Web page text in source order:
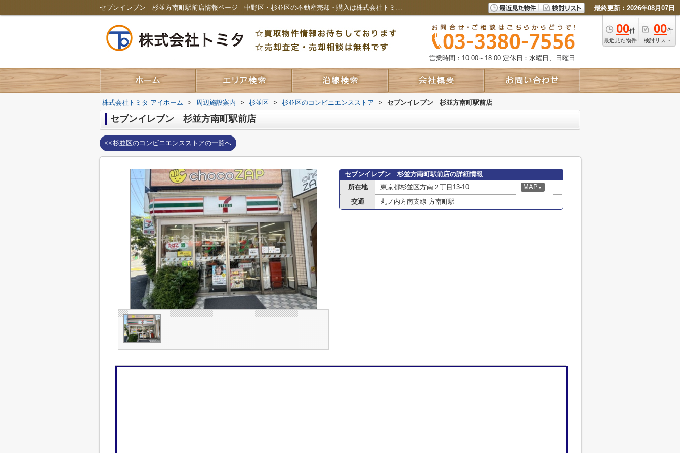
セブンイレブン 杉並方南町駅前店情報ページ｜中野区・杉並区の不動産売却・購入は株式会社トミタ アイホーム 最終更新：2026年08月07日
00件
最近見た物件
00件
検討リスト
営業時間：10:00～18:00 定休日：水曜日、日曜日
株式会社トミタ アイホーム > 周辺施設案内 > 杉並区 > 杉並区のコンビニエンスストア > セブンイレブン 杉並方南町駅前店
セブンイレブン 杉並方南町駅前店
<<杉並区のコンビニエンスストアの一覧へ
セブンイレブン 杉並方南町駅前店の詳細情報
所在地
東京都杉並区方南２丁目13-10 MAP ▼
交通 丸ノ内方南支線 方南町駅